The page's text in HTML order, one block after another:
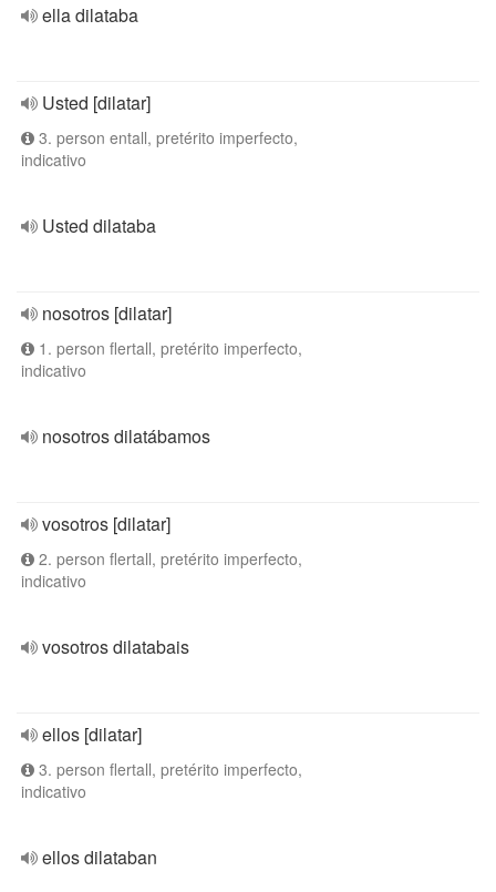
ella dilataba
Usted [dilatar]
3. person entall, pretérito imperfecto,
indicativo
Usted dilataba
nosotros [dilatar]
1. person flertall, pretérito imperfecto,
indicativo
nosotros dilatábamos
vosotros [dilatar]
2. person flertall, pretérito imperfecto,
indicativo
vosotros dilatabais
ellos [dilatar]
3. person flertall, pretérito imperfecto,
indicativo
ellos dilataban